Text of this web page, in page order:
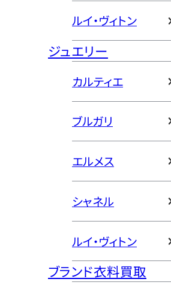
ルイ・ヴィトン
ジュエリー
カルティエ
ブルガリ
エルメス
シャネル
ルイ・ヴィトン
ブランド衣料買取